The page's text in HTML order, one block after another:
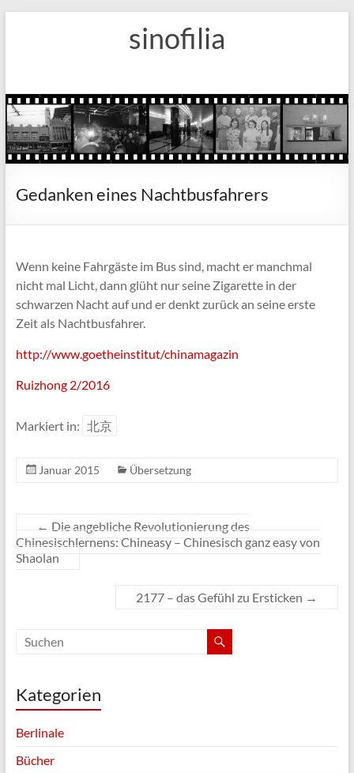
sinofilia
Gedanken eines Nachtbusfahrers
Wenn keine Fahrgäste im Bus sind, macht er manchmal
nicht mal Licht, dann glüht nur seine Zigarette in der
schwarzen Nacht auf und er denkt zurück an seine erste
Zeit als Nachtbusfahrer.
http://www.goetheinstitut/chinamagazin
Ruizhong 2/2016
Markiert in: 北京
Januar 2015 Übersetzung
← Die angebliche Revolutionierung des
Chinesischlernens: Chineasy – Chinesisch ganz easy von
Shaolan
2177 – das Gefühl zu Ersticken →
Kategorien
Berlinale
Bücher